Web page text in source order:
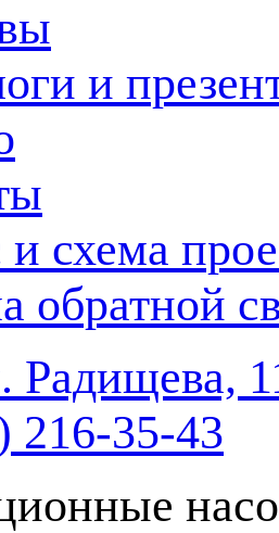
и
схема
обратной
Радищева,
216-35-43